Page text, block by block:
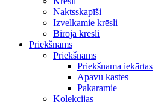
Naktsskapīši
Izvelkamie krēsli
Biroja krēsli
Priekšnams
Priekšnams
Priekšnama iekārtas
Apavu kastes
Pakaramie
Kolekcijas